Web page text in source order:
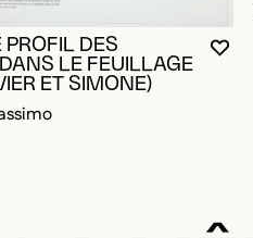
CONNECTÉ POUR AJOUTER
PROFIL DES
LE FEUILLAGE
ET SIMONE)